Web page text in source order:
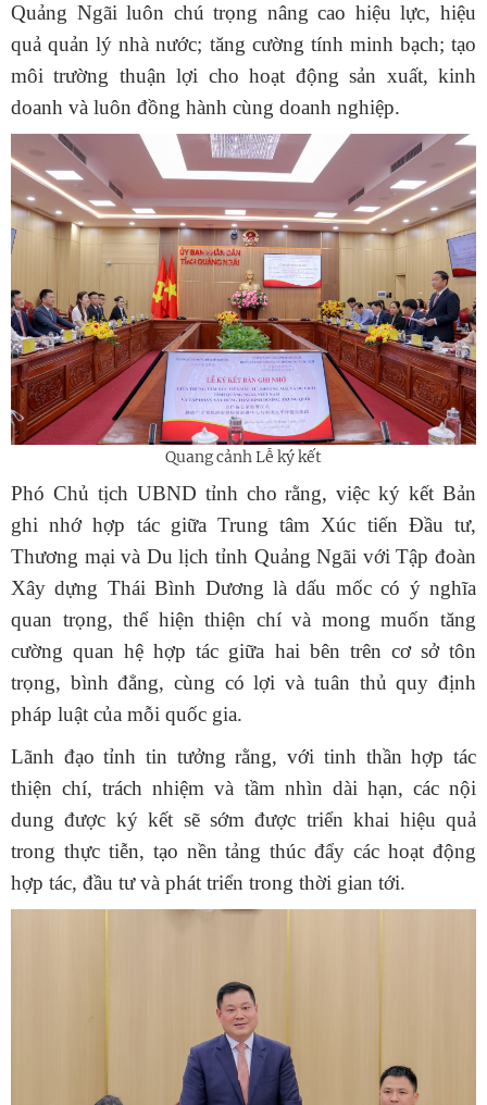
Quảng Ngãi luôn chú trọng nâng cao hiệu lực, hiệu
quả quản lý nhà nước; tăng cường tính minh bạch; tạo
môi trường thuận lợi cho hoạt động sản xuất, kinh
doanh và luôn đồng hành cùng doanh nghiệp.
Quang cảnh Lễ ký kết
Phó Chủ tịch UBND tỉnh cho rằng, việc ký kết Bản
ghi nhớ hợp tác giữa Trung tâm Xúc tiến Đầu tư,
Thương mại và Du lịch tỉnh Quảng Ngãi với Tập đoàn
Xây dựng Thái Bình Dương là dấu mốc có ý nghĩa
quan trọng, thể hiện thiện chí và mong muốn tăng
cường quan hệ hợp tác giữa hai bên trên cơ sở tôn
trọng, bình đẳng, cùng có lợi và tuân thủ quy định
pháp luật của mỗi quốc gia.
Lãnh đạo tỉnh tin tưởng rằng, với tinh thần hợp tác
thiện chí, trách nhiệm và tầm nhìn dài hạn, các nội
dung được ký kết sẽ sớm được triển khai hiệu quả
trong thực tiễn, tạo nền tảng thúc đẩy các hoạt động
hợp tác, đầu tư và phát triển trong thời gian tới.